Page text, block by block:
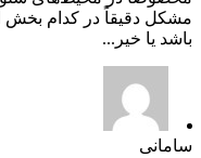
مشکل دقیقاً در کدام بخش
باشد یا خیر...
سامانی